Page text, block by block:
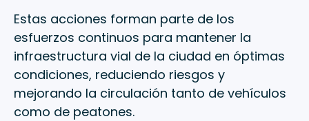
Estas acciones forman parte de los
esfuerzos continuos para mantener la
infraestructura vial de la ciudad en óptimas
condiciones, reduciendo riesgos y
mejorando la circulación tanto de vehículos
como de peatones.